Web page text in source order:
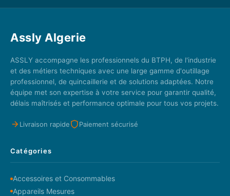
Assly Algerie
ASSLY accompagne les professionnels du BTPH, de l'industrie
et des métiers techniques avec une large gamme d'outillage
professionnel, de quincaillerie et de solutions adaptées. Notre
équipe met son expertise à votre service pour garantir qualité,
délais maîtrisés et performance optimale pour tous vos projets.
Livraison rapide Paiement sécurisé
Catégories
Accessoires et Consommables
Appareils Mesures